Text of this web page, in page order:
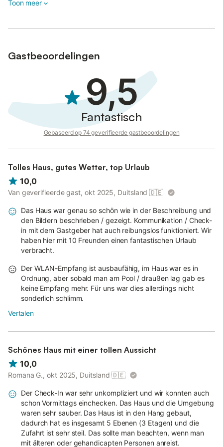
Toon meer
Gastbeoordelingen
9,5
Fantastisch
Gebaseerd op 74 geverifieerde gastbeoordelingen
Tolles Haus, gutes Wetter, top Urlaub
10,0
Van geverifieerde gast, okt 2025, Duitsland 🇩🇪
Das Haus war genau so schön wie in der Beschreibung und
den Bildern beschrieben / gezeigt. Kommunikation / Check-
in mit dem Gastgeber hat auch reibungslos funktioniert. Wir
haben hier mit 10 Freunden einen fantastischen Urlaub
verbracht.
Der WLAN-Empfang ist ausbaufähig, im Haus war es in
Ordnung, aber sobald man am Pool / draußen lag gab es
keine Empfang mehr. Für uns war dies allerdings nicht
sonderlich schlimm.
Vertalen
Schönes Haus mit einer tollen Aussicht
10,0
Romana G., okt 2025, Duitsland 🇩🇪
Der Check-In war sehr unkompliziert und wir konnten auch
schon Vormittags einchecken. Das Haus und die Umgebung
waren sehr sauber. Das Haus ist in den Hang gebaut,
dadurch hat es insgesamt 5 Ebenen (3 Etagen) und die
Zufahrt ist sehr steil. Das sollte man beachten, wenn man
mit älteren oder gehandicapten Personen anreist.